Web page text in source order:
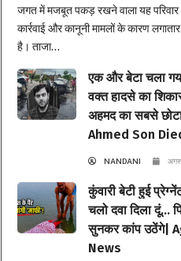
जगत में मजबूत पकड़ रखने वाला यह परिवार
कार्रवाई और कानूनी मामलों के कारण
है। ताजा...
एक और बेटा चला
वक्त हादसे का
अहमद का सबसे
Ahmed Son
NANDANI
कुंवारी बेटी हुई
चलो दवा दिला दूं…
सुनकर कांप उठेंगे|
News